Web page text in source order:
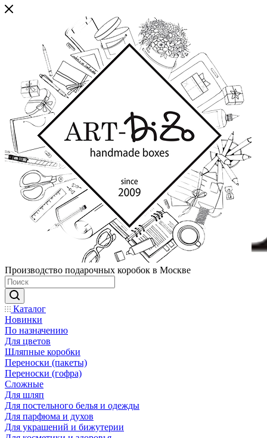
Производство подарочных коробок в Москве
Каталог
Новинки
По назначению
Для цветов
Шляпные коробки
Переноски (пакеты)
Переноски (гофра)
Сложные
Для шляп
Для постельного белья и одежды
Для парфюма и духов
Для украшений и бижутерии